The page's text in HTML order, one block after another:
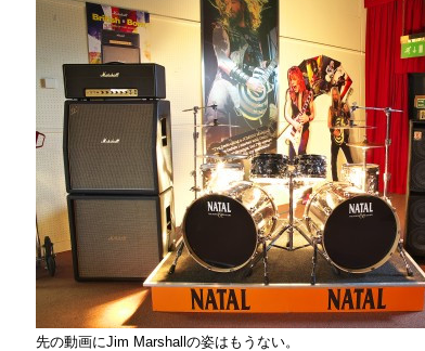
先の動画にJim Marshallの姿はもうない。